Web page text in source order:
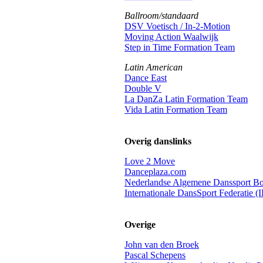
Ballroom/standaard
DSV Voetisch / In-2-Motion
Moving Action Waalwijk
Step in Time Formation Team
Latin American
Dance East
Double V
La DanZa Latin Formation Team
Vida Latin Formation Team
Overig danslinks
Love 2 Move
Danceplaza.com
Nederlandse Algemene Danssport
Internationale DansSport Federatie
Overige
John van den Broek
Pascal Schepens